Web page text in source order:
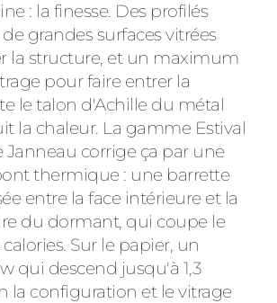
: la finesse. Des profilés
grandes surfaces vitrées
la structure, et un maximum
pour faire entrer la
le talon d'Achille du métal
la chaleur. La gamme Estival
Janneau corrige ça par une
thermique : une barrette
entre la face intérieure et la
du dormant, qui coupe le
Sur le papier, un
qui descend jusqu'à 1,3
la configuration et le vitrage